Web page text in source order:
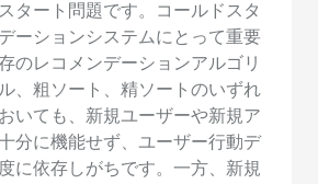
タート問題です。コールドスタ
ーションシステムにとって重要
のレコメンデーションアルゴリ
、粗ソート、精ソートのいずれ
いても、新規ユーザーや新規ア
分に機能せず、ユーザー行動デ
に依存しがちです。一方、新規